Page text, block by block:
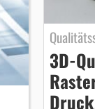
3D-